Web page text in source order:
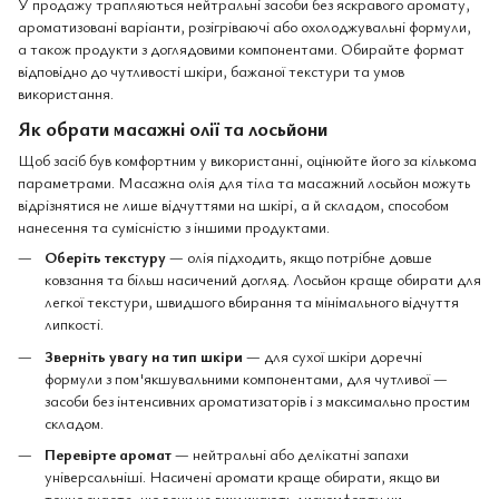
ароматизовані варіанти, розігріваючі або охолоджувальні формули,
а також продукти з доглядовими компонентами. Обирайте формат
відповідно до чутливості шкіри, бажаної текстури та умов
використання.
Як обрати масажні олії та лосьйони
Щоб засіб був комфортним у використанні, оцінюйте його за кількома
параметрами. Масажна олія для тіла та масажний лосьйон можуть
відрізнятися не лише відчуттями на шкірі, а й складом, способом
нанесення та сумісністю з іншими продуктами.
Оберіть текстуру— олія підходить, якщо потрібне довше
ковзання та більш насичений догляд. Лосьйон краще обирати для
легкої текстури, швидшого вбирання та мінімального відчуття
липкості.
Зверніть увагу на тип шкіри — для сухої шкіри доречні
формули з пом'якшувальними компонентами, для чутливої —
засоби без інтенсивних ароматизаторів і з максимально простим
складом.
Перевірте аромат— нейтральні або делікатні запахи
універсальніші. Насичені аромати краще обирати, якщо ви